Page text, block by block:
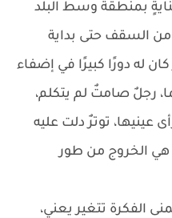
بمنطقة وسط البلد
من السقف حتى بداية
له دورًا كبيرًا في إضفاء
رجلٌ صامتٌ لم يتكلم،
عينيها، توترٌ دلت عليه
الخروج من طور
الفكرة تتغير يعني،